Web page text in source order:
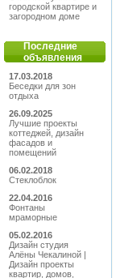
городской квартире и
загородном доме
Последние
объявления
17.03.2018
Беседки для зон
отдыха
26.09.2025
Лучшие проекты
коттеджей, дизайн
фасадов и
помещений
06.02.2018
Cтеклоблок
22.04.2016
Фонтаны
мраморные
05.02.2016
Дизайн студия
Алёны Чекалиной |
Дизайн проекты
квартир, домов,